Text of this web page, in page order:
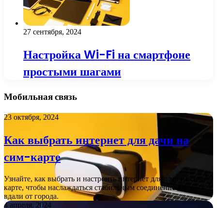
27 сентября, 2024
Настройка Wi-Fi на смартфоне
простыми шагами
Мобильная связь
23 октября, 2024
Как выбрать интернет для дачи на
сим-карте
Узнайте, как выбрать и настроить интернет для дачи на сим-
карте, чтобы наслаждаться стабильным соединением даже
вдали от города.
4 апреля, 2024